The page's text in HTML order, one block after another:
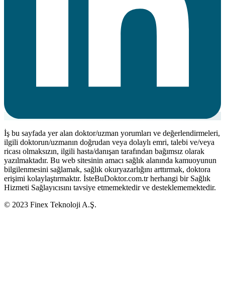
İş bu sayfada yer alan doktor/uzman yorumları ve değerlendirmeleri,
ilgili doktorun/uzmanın doğrudan veya dolaylı emri, talebi ve/veya
ricası olmaksızın, ilgili hasta/danışan tarafından bağımsız olarak
yazılmaktadır. Bu web sitesinin amacı sağlık alanında kamuoyunun
bilgilenmesini sağlamak, sağlık okuryazarlığını arttırmak, doktora
erişimi kolaylaştırmaktır. İsteBuDoktor.com.tr herhangi bir Sağlık
Hizmeti Sağlayıcısını tavsiye etmemektedir ve desteklememektedir.
© 2023 Finex Teknoloji A.Ş.